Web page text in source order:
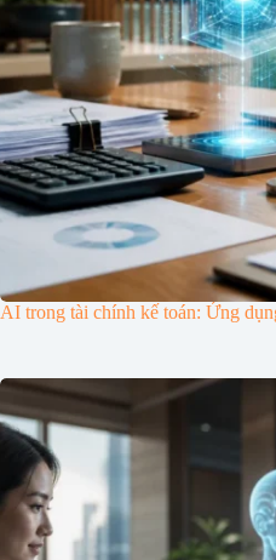
AI trong tài chính kế toán: Ứng